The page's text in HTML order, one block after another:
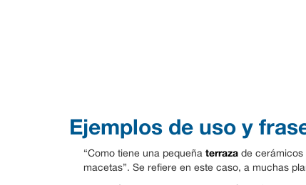
Ejemplos de uso y
“Como tiene una pequeña terraza de cerámicos
macetas”. Se refiere en este caso, a muchas